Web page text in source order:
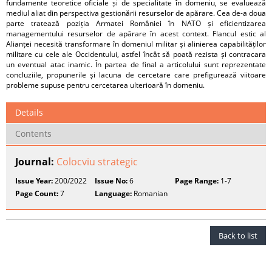
fundamente teoretice oficiale și de specialitate în domeniu, se evaluează
mediul aliat din perspectiva gestionării resurselor de apărare. Cea de-a doua
parte tratează poziția Armatei României în NATO și eficientizarea
managementului resurselor de apărare în acest context. Flancul estic al
Alianței necesită transformare în domeniul militar și alinierea capabilităților
militare cu cele ale Occidentului, astfel încât să poată rezista și contracara
un eventual atac inamic. În partea de final a articolului sunt reprezentate
concluziile, propunerile și lacuna de cercetare care prefigurează viitoare
probleme supuse pentru cercetarea ulterioară în domeniu.
Details
Contents
Journal: Colocviu strategic
Issue Year:200/2022 Issue No:6 Page Range:1-7
Page Count:7 Language: Romanian
Back to list